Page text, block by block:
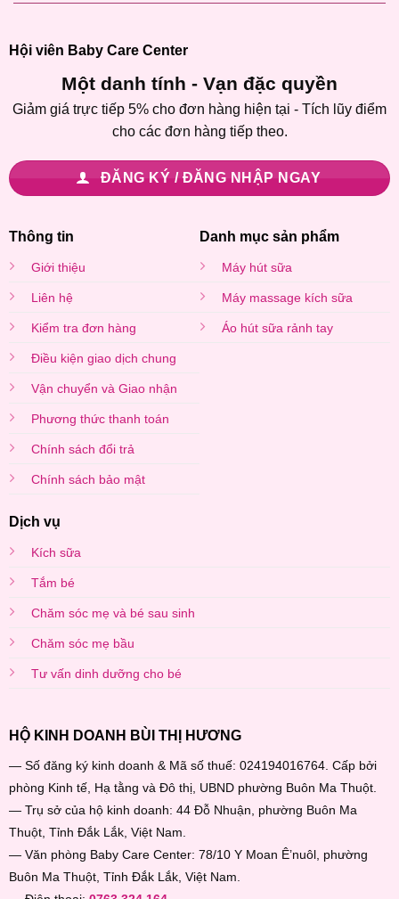
Hội viên Baby Care Center
Một danh tính - Vạn đặc quyền
Giảm giá trực tiếp 5% cho đơn hàng hiện tại - Tích lũy điểm
cho các đơn hàng tiếp theo.
ĐĂNG KÝ / ĐĂNG NHẬP NGAY
Thông tin
Giới thiệu
Liên hệ
Kiểm tra đơn hàng
Điều kiện giao dịch chung
Vận chuyển và Giao nhận
Phương thức thanh toán
Chính sách đổi trả
Chính sách bảo mật
Danh mục sản phẩm
Máy hút sữa
Máy massage kích sữa
Áo hút sữa rảnh tay
Dịch vụ
Kích sữa
Tắm bé
Chăm sóc mẹ và bé sau sinh
Chăm sóc mẹ bầu
Tư vấn dinh dưỡng cho bé
HỘ KINH DOANH BÙI THỊ HƯƠNG
— Số đăng ký kinh doanh & Mã số thuế: 024194016764. Cấp bởi
phòng Kinh tế, Hạ tằng và Đô thị, UBND phường Buôn Ma Thuột.
— Trụ sở của hộ kinh doanh: 44 Đỗ Nhuận, phường Buôn Ma
Thuột, Tỉnh Đắk Lắk, Việt Nam.
— Văn phòng Baby Care Center: 78/10 Y Moan Ê’nuôl, phường
Buôn Ma Thuột, Tỉnh Đắk Lắk, Việt Nam.